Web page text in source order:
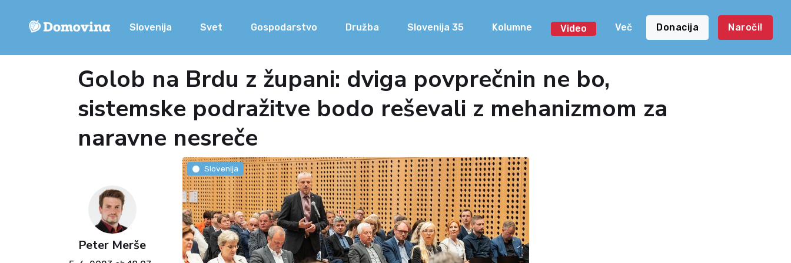
Slovenija Svet Gospodarstvo Družba Slovenija 35 Kolumne Video Več Donacija Naroči!
Golob na Brdu z župani: dviga povprečnin ne bo,
sistemske podražitve bodo reševali z mehanizmom za
naravne nesreče
Peter Merše
Slovenija